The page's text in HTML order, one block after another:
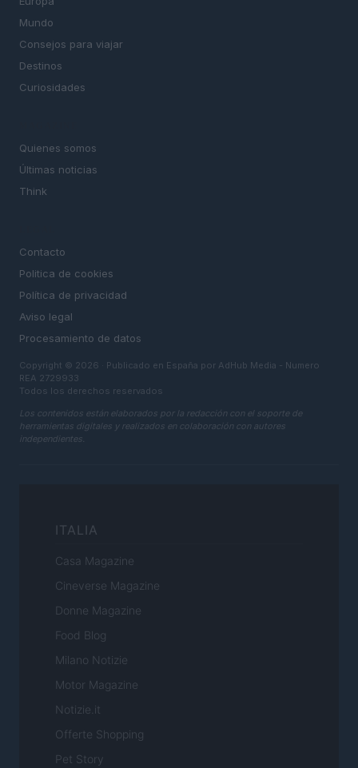
Mundo
Consejos para viajar
Destinos
Curiosidades
Quienes somos
Últimas noticias
Think
Contacto
Politica de cookies
Política de privacidad
Aviso legal
Procesamiento de datos
Copyright © 2026 · Publicado en España por AdHub Media - Numero
REA 2729933
Todos los derechos reservados
Los contenidos están elaborados por la redacción con el soporte de
herramientas digitales y realizados en colaboración con autores
independientes.
ITALIA
Casa Magazine
Cineverse Magazine
Donne Magazine
Food Blog
Milano Notizie
Motor Magazine
Notizie.it
Offerte Shopping
Pet Story